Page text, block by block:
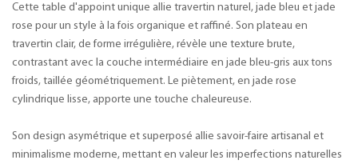
Cette table d'appoint unique allie travertin naturel, jade bleu et jade
rose pour un style à la fois organique et raffiné. Son plateau en
travertin clair, de forme irrégulière, révèle une texture brute,
contrastant avec la couche intermédiaire en jade bleu-gris aux tons
froids, taillée géométriquement. Le piètement, en jade rose
cylindrique lisse, apporte une touche chaleureuse.
Son design asymétrique et superposé allie savoir-faire artisanal et
minimalisme moderne, mettant en valeur les imperfections naturelles